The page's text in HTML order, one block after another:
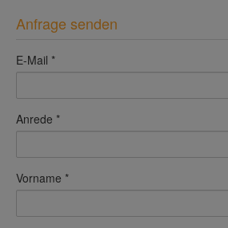
Anfrage senden
E-Mail
Anrede
Vorname